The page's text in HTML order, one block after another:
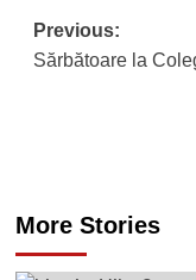
Post
Previous:
Sărbătoare la
More Stories